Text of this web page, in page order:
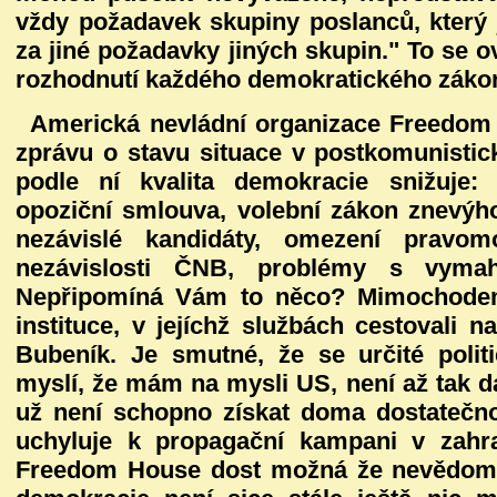
vždy požadavek skupiny poslanců,
za jiné požadavky jiných skupin." To se
rozhodnutí každého demokratického
Americká nevládní organizace
zprávu o stavu situace v
podle ní kvalita demokracie snižuje:
opoziční smlouva, volební zákon
nezávislé kandidáty, omezení
nezávislosti ČNB, problémy s
Nepřipomíná Vám to něco?
instituce, v jejíchž službách cestovali
Bubeník. Je smutné, že se určité
myslí, že mám na mysli US, není až tak
už není schopno získat doma
uchyluje k propagační kampani v
Freedom House dost možná že